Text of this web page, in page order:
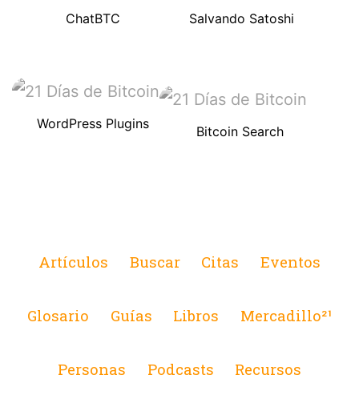
ChatBTC Salvando Satoshi
WordPress Plugins Bitcoin Search
Artículos Buscar Citas Eventos
Glosario Guías Libros Mercadillo²¹
Personas Podcasts Recursos